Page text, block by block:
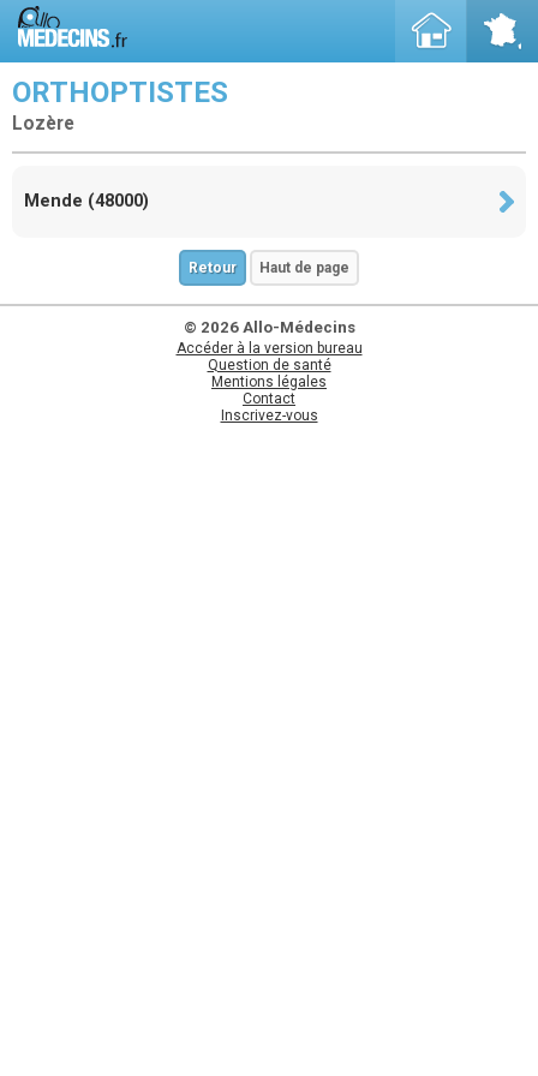
ORTHOPTISTES
Lozère
Mende (48000)
Retour Haut de page
© 2026 Allo-Médecins
Accéder à la version bureau
Question de santé
Mentions légales
Contact
Inscrivez-vous